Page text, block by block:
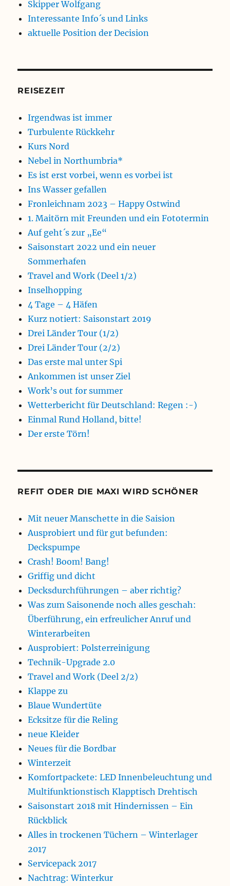
Skipper Wolfgang
Interessante Info´s und Links
aktuelle Position der Decision
REISEZEIT
Irgendwas ist immer
Turbulente Rückkehr
Kurs Nord
Nebel in Northumbria*
Es ist erst vorbei, wenn es vorbei ist
Ins Wasser gefallen
Fronleichnam 2023 – Happy Ostwind
1. Maitörn mit Freunden und ein Fototermin
Auf geht´s zur „Ee“
Saisonstart 2022 und ein neuer
Sommerhafen
Travel and Work (Deel 1/2)
Inselhopping
4 Tage – 4 Häfen
Kurz notiert: Saisonstart 2019
Drei Länder Tour (1/2)
Drei Länder Tour (2/2)
Das erste mal unter Spi
Ankommen ist unser Ziel
Work’s out for summer
Wetterbericht für Deutschland: Regen :-)
Einmal Rund Holland, bitte!
Der erste Törn!
REFIT ODER DIE MAXI WIRD SCHÖNER
Mit neuer Manschette in die Saision
Ausprobiert und für gut befunden:
Deckspumpe
Crash! Boom! Bang!
Griffig und dicht
Decksdurchführungen – aber richtig?
Was zum Saisonende noch alles geschah:
Überführung, ein erfreulicher Anruf und
Winterarbeiten
Ausprobiert: Polsterreinigung
Technik-Upgrade 2.0
Travel and Work (Deel 2/2)
Klappe zu
Blaue Wundertüte
Ecksitze für die Reling
neue Kleider
Neues für die Bordbar
Winterzeit
Komfortpackete: LED Innenbeleuchtung und
Multifunktionstisch Klapptisch Drehtisch
Saisonstart 2018 mit Hindernissen – Ein
Rückblick
Alles in trockenen Tüchern – Winterlager
2017
Servicepack 2017
Nachtrag: Winterkur